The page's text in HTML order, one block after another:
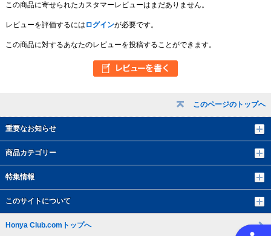
このページのトップへ
重要なお知らせ
商品カテゴリー
特集情報
このサイトについて
この商品に寄せられたカスタマーレビューはまだありません。
レビューを評価するには ログインが必要です。
この商品に対するあなたのレビューを投稿することができます。
Honya Club.comトップへ